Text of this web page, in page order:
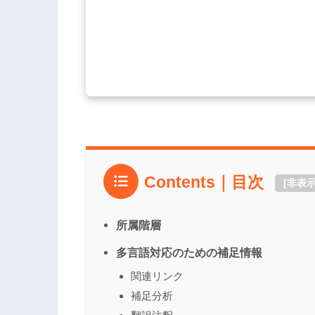
Contents｜目次 [非表
所属階層
多言語対応のための補足情報
関連リンク
補足分析